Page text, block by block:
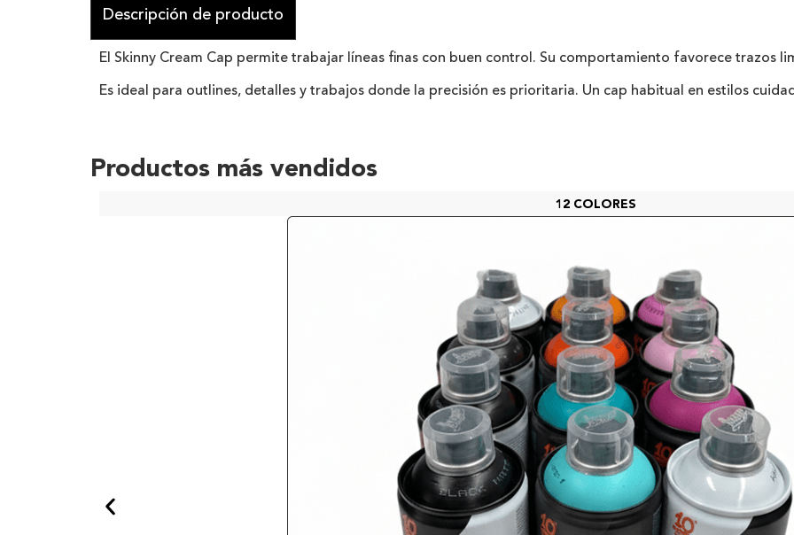
Descripción de producto
El Skinny Cream Cap permite trabajar líneas finas con buen control. Su comportamiento favorece trazos
Es ideal para outlines, detalles y trabajos donde la precisión es prioritaria. Un cap habitual en estilos
Productos más vendidos
12 COLORES